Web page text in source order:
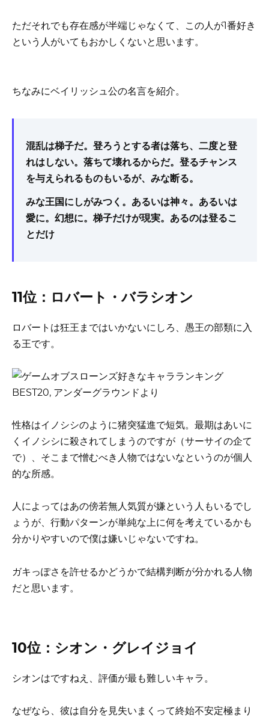
ただそれでも存在感が半端じゃなくて、この人が1番好き
という人がいてもおかしくないと思います。
ちなみにベイリッシュ公の名言を紹介。
混乱は梯子だ。登ろうとする者は落ち、二度と登
れはしない。落ちて壊れるからだ。登るチャンス
を与えられるものもいるが、みな断る。
みな王国にしがみつく。あるいは神々。あるいは
愛に。幻想に。梯子だけが現実。あるのは登るこ
とだけ
11位：ロバート・バラシオン
ロバートは狂王まではいかないにしろ、愚王の部類に入
る王です。
性格はイノシシのように猪突猛進で短気。最期はあいに
くイノシシに殺されてしまうのですが（サーサイの企て
で）、そこまで憎むべき人物ではないなというのが個人
的な所感。
人によってはあの傍若無人気質が嫌という人もいるでし
ょうが、行動パターンが単純な上に何を考えているかも
分かりやすいので僕は嫌いじゃないですね。
ガキっぽさを許せるかどうかで結構判断が分かれる人物
だと思います。
10位：シオン・グレイジョイ
シオンはですねえ、評価が最も難しいキャラ。
なぜなら、彼は自分を見失いまくって終始不安定極まり